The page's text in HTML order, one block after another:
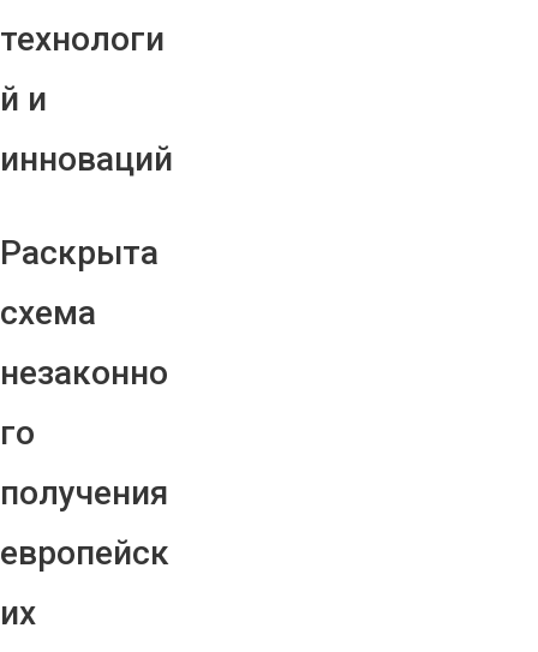
технологи
й и
инноваций
Раскрыта
схема
незаконно
го
получения
европейск
их